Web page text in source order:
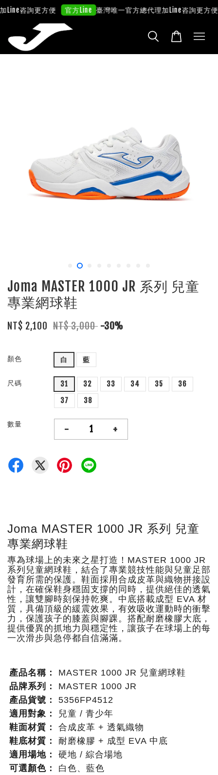
咨詢更方便 官方Line 臺灣唯一官方總代理加Line咨詢更方便
Joma MASTER 1000 JR 系列 兒童
專業網球鞋
NT$ 2,100 NT$ 3,000 -30%
顏色 白 藍
尺碼 31 32 33 34 35
36
37
38
數量 - +
Joma MASTER 1000 JR 系列 兒童
專業網球鞋
專為球場上的未來之星打造！MASTER 1000 JR
系列兒童網球鞋，結合了專業競技性能與兒童足部
發育所需的保護。鞋面採用合成皮革與織物拼接設
計，在確保鞋身穩固支撐的同時，提供絕佳的透氣
性，讓雙腳時刻保持乾爽。中底搭載成型 EVA 材
質，具備頂級的緩震效果，有效吸收運動時的衝擊
力，保護孩子的膝蓋與腳踝。搭配耐磨橡膠大底，
提供優異的抓地力與穩定性，讓孩子在球場上的每
一次滑步與急停都自信滿滿。
產品名稱：
MASTER 1000 JR 兒童網球鞋
品牌系列：
MASTER 1000 JR
產品貨號：
5356FP4512
適用對象：
兒童 / 青少年
鞋面材質：
合成皮革 + 透氣織物
鞋底材質：
耐磨橡膠 + 成型 EVA 中底
適用場地：
硬地 / 綜合場地
可選顏色：
白色、藍色